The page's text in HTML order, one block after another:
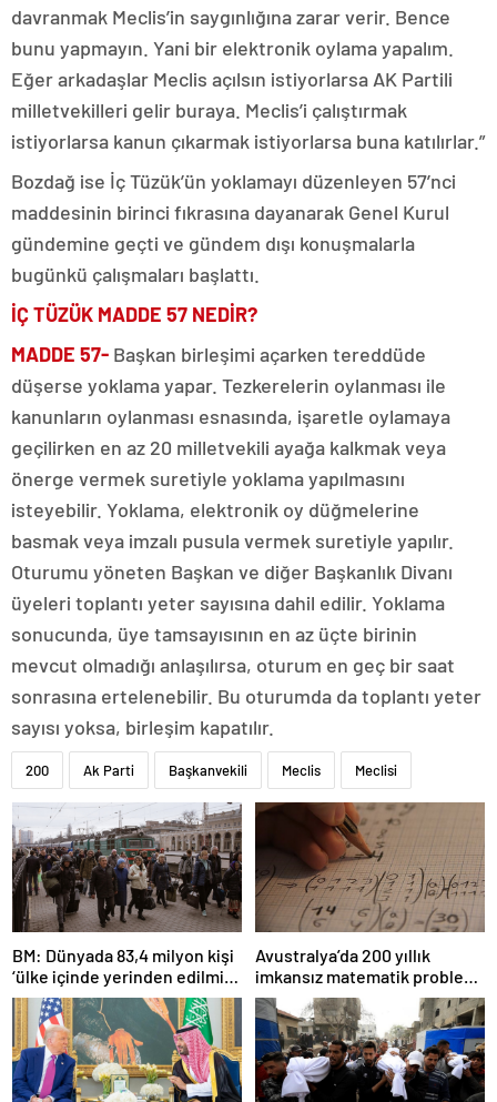
davranmak Meclis’in saygınlığına zarar verir. Bence
bunu yapmayın. Yani bir elektronik oylama yapalım.
Eğer arkadaşlar Meclis açılsın istiyorlarsa AK Partili
milletvekilleri gelir buraya. Meclis’i çalıştırmak
istiyorlarsa kanun çıkarmak istiyorlarsa buna katılırlar.”
Bozdağ ise İç Tüzük’ün yoklamayı düzenleyen 57’nci
maddesinin birinci fıkrasına dayanarak Genel Kurul
gündemine geçti ve gündem dışı konuşmalarla
bugünkü çalışmaları başlattı.
İÇ TÜZÜK MADDE 57 NEDİR?
MADDE 57- Başkan birleşimi açarken tereddüde
düşerse yoklama yapar. Tezkerelerin oylanması ile
kanunların oylanması esnasında, işaretle oylamaya
geçilirken en az 20 milletvekili ayağa kalkmak veya
önerge vermek suretiyle yoklama yapılmasını
isteyebilir. Yoklama, elektronik oy düğmelerine
basmak veya imzalı pusula vermek suretiyle yapılır.
Oturumu yöneten Başkan ve diğer Başkanlık Divanı
üyeleri toplantı yeter sayısına dahil edilir. Yoklama
sonucunda, üye tamsayısının en az üçte birinin
mevcut olmadığı anlaşılırsa, oturum en geç bir saat
sonrasına ertelenebilir. Bu oturumda da toplantı yeter
sayısı yoksa, birleşim kapatılır.
200 Ak Parti Başkanvekili Meclis Meclisi
BM: Dünyada 83,4 milyon kişi
‘ülke içinde yerinden edilmiş’
olarak yaşıyor
Avustralya’da 200 yıllık
imkansız matematik problemi
çözüldü